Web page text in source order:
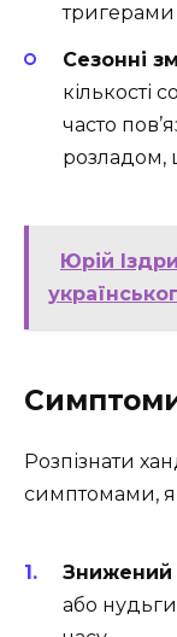
тригерами
Сезонні
кількості
часто
розладом,
Юрій
Розпізнати
симптомами,
Знижений
або